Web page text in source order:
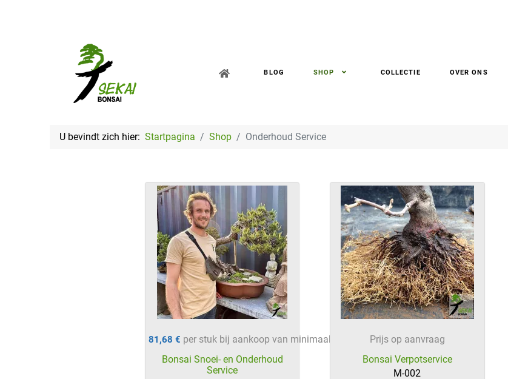
BLOG SHOP COLLECTIE OVER ONS
U bevindt zich hier: Startpagina Shop Onderhoud Service
81,68 € per stuk bij aankoop van minimaal 12
Bonsai Snoei- en Onderhoud
Service
Prijs op aanvraag
Bonsai Verpotservice
M-002